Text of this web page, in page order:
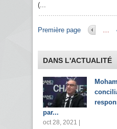
(...
Pages
Première page …
DANS L'ACTUALITÉ
par...
oct 28, 2021 |